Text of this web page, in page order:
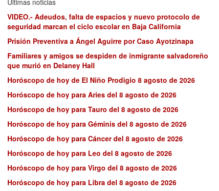
VIDEO.- Adeudos, falta de espacios y nuevo protocolo de
seguridad marcan el ciclo escolar en Baja California
Prisión Preventiva a Ángel Aguirre por Caso Ayotzinapa
Familiares y amigos se despiden de inmigrante salvadoreño
que murió en Delaney Hall
Horóscopo de hoy de El Niño Prodigio 8 agosto de 2026
Horóscopo de hoy para Aries del 8 agosto de 2026
Horóscopo de hoy para Tauro del 8 agosto de 2026
Horóscopo de hoy para Géminis del 8 agosto de 2026
Horóscopo de hoy para Cáncer del 8 agosto de 2026
Horóscopo de hoy para Leo del 8 agosto de 2026
Horóscopo de hoy para Virgo del 8 agosto de 2026
Horóscopo de hoy para Libra del 8 agosto de 2026